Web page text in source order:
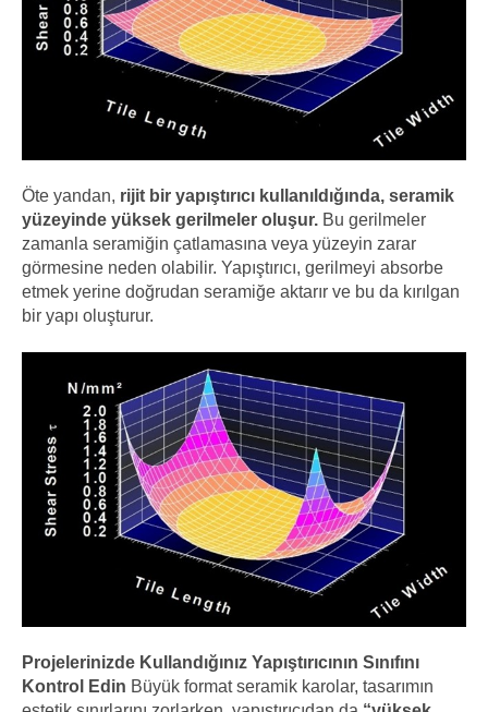
Öte yandan, rijit bir yapıştırıcı kullanıldığında, seramik
yüzeyinde yüksek gerilmeler oluşur. Bu gerilmeler
zamanla seramiğin çatlamasına veya yüzeyin zarar
görmesine neden olabilir. Yapıştırıcı, gerilmeyi absorbe
etmek yerine doğrudan seramiğe aktarır ve bu da kırılgan
bir yapı oluşturur.
Projelerinizde Kullandığınız Yapıştırıcının Sınıfını
Kontrol Edin Büyük format seramik karolar, tasarımın